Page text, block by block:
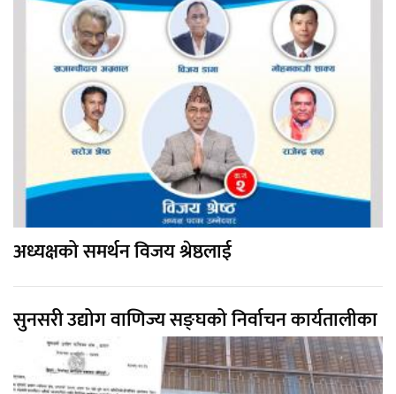
अध्यक्षको समर्थन विजय श्रेष्ठलाई
सुनसरी उद्योग वाणिज्य सङ्घको निर्वाचन कार्यतालीका